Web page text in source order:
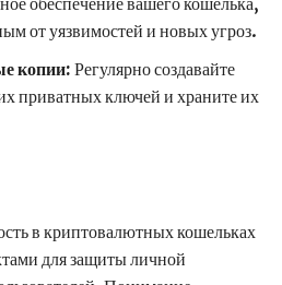
от уязвимостей и новых угроз.
копии: Регулярно создавайте
приватных ключей и храните их
в криптовалютных кошельках
для защиты личной